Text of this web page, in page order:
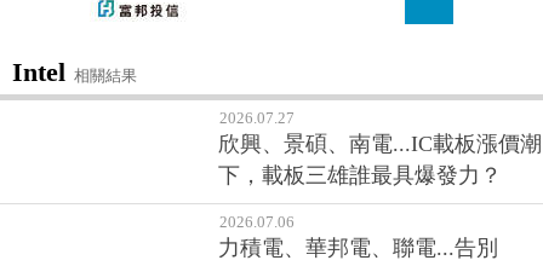
Intel 相關結果
2026.07.27
欣興、景碩、南電...IC載板漲價潮
下，載板三雄誰最具爆發力？
2026.07.06
力積電、華邦電、聯電...告別